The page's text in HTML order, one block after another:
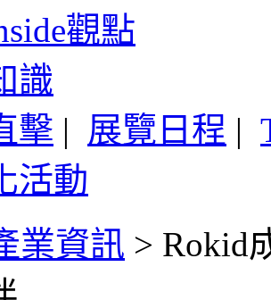
觀點
識
擊 | 展覽日程 |
活動
業資訊 > Rokid